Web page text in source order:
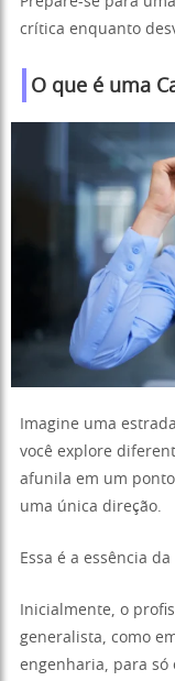
crítica enquanto
O que é uma
Imagine uma
você explore
afunila em um
uma única direção.
Essa é a essência da
Inicialmente, o
generalista, como
engenharia, para só